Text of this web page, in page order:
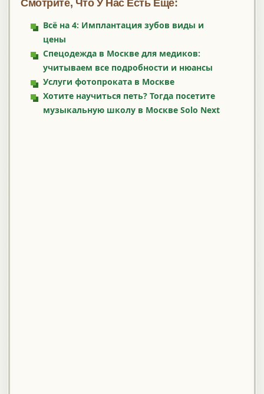
Смотрите, Что У Нас Есть Ещё:
Всё на 4: Имплантация зубов виды и
цены
Спецодежда в Москве для медиков:
учитываем все подробности и нюансы
Услуги фотопроката в Москве
Хотите научиться петь? Тогда посетите
музыкальную школу в Москве Solo Next